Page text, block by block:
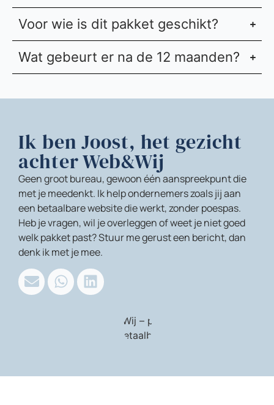
Voor wie is dit pakket geschikt?
Wat gebeurt er na de 12 maanden?
Ik ben Joost, het gezicht
achter Web&Wij
Geen groot bureau, gewoon één aanspreekpunt die
met je meedenkt. Ik help ondernemers zoals jij aan
een betaalbare website die werkt, zonder poespas.
Heb je vragen, wil je overleggen of weet je niet goed
welk pakket past? Stuur me gerust een bericht, dan
denk ik met je mee.